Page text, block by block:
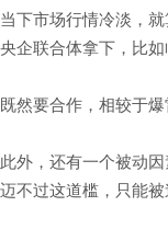
当下市场行情冷淡，
央企联合体拿下，比
既然要合作，相较于
此外，还有一个被动
迈不过这道槛，只能被